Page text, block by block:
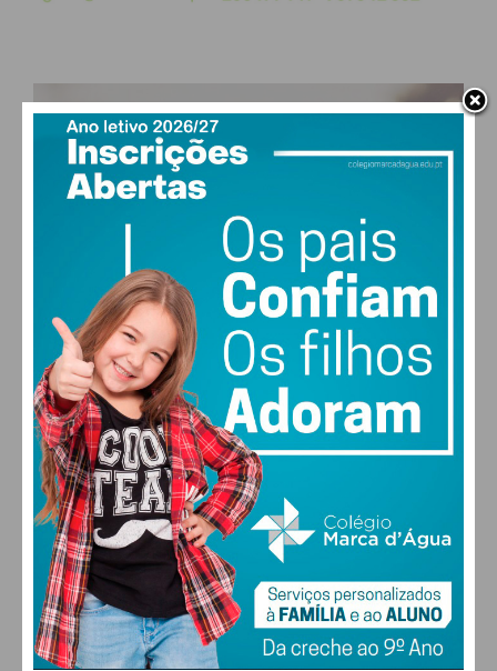
PAÇOS DE FERREIRA
29°
clear sky
MAX 29 • MIN 28
29°
SÁB
27
DOM
28
SEG
30 °
TER
FARMACIAS DE SERVIÇO EM PAÇOS DE
FERREIRA